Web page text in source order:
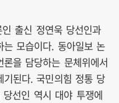
출신 정연욱 당선인과
모습이다. 동아일보 논
을 담당하는 문체위에서
된다. 국민의힘 정통 당
당선인 역시 대야 투쟁에